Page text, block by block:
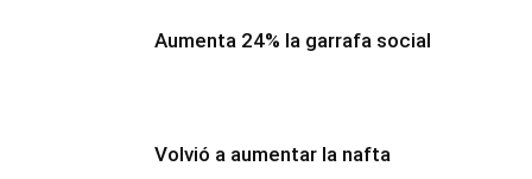
Aumenta 24% la garrafa social
Volvió a aumentar la nafta